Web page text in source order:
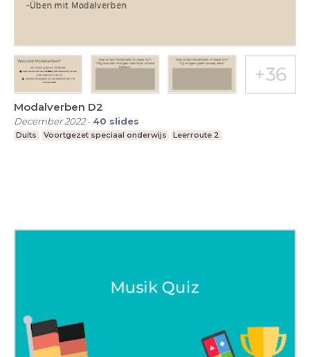
Modalverben D2
December 2022- 40 slides
Duits Voortgezet speciaal onderwijs Leerroute 2